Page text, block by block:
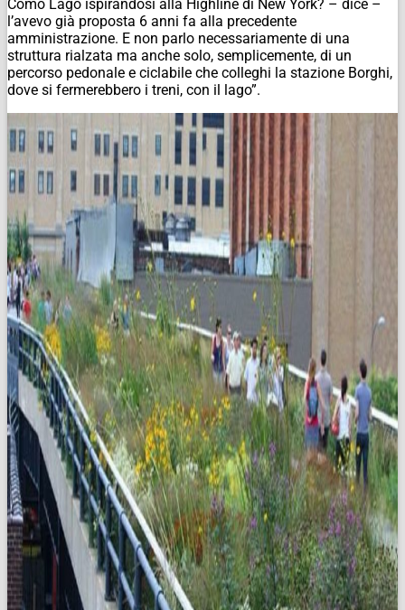
Como Lago ispirandosi alla Highline di New York? – dice –
l’avevo già proposta 6 anni fa alla precedente
amministrazione. E non parlo necessariamente di una
struttura rialzata ma anche solo, semplicemente, di un
percorso pedonale e ciclabile che colleghi la stazione Borghi,
dove si fermerebbero i treni, con il lago”.